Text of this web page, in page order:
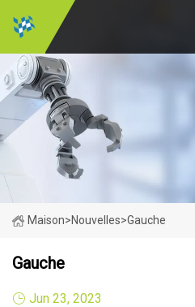
Maison>Nouvelles>Gauche
Gauche
Jun 23, 2023